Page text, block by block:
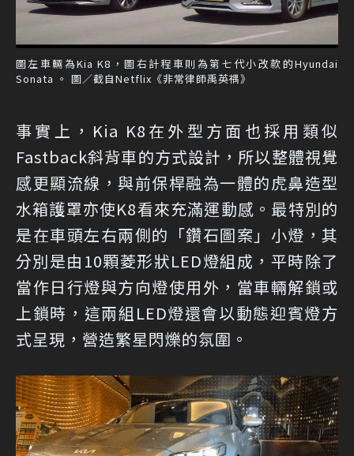
圖左車輛為Kia K8，圖右計程車則為第七代小改款的Hyundai
Sonata 。 圖／截自Netflix《非常律師禹英禑》
事實上，Kia K8在外型方面也採用類似
Fastback斜背車的方式設計，所以整體視覺
感更顯流線，與前保桿融為一體的虎鼻造型
水箱護罩亦使K8看來充滿運動感。最特別的
是在車頭左右兩側的「鑽石圖案」小燈，其
分別是由10顆菱形狀LED燈組成，平時除了
當作日行燈與方向燈使用外，當車輛解鎖或
上鎖時，這兩組LED燈還會以動態迎賓燈方
式呈現，營造繁星閃爍的氛圍。